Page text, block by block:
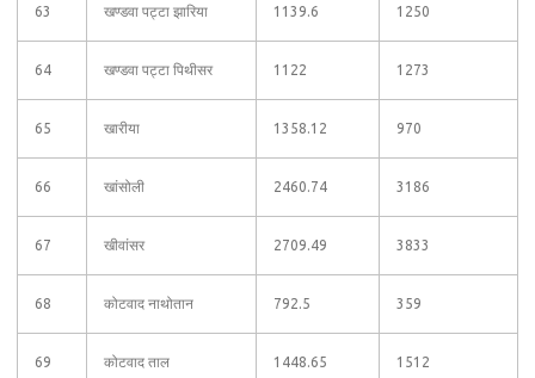
63 खण्डवा पट्टा झारिया 1139.6 1250
64 खण्डवा पट्टा पिथीसर 1122 1273
65 खारीया 1358.12 970
66 खांसोली 2460.74 3186
67 खीवांसर 2709.49 3833
68 कोटवाद नाथोतान 792.5 359
69 कोटवाद ताल 1448.65 1512